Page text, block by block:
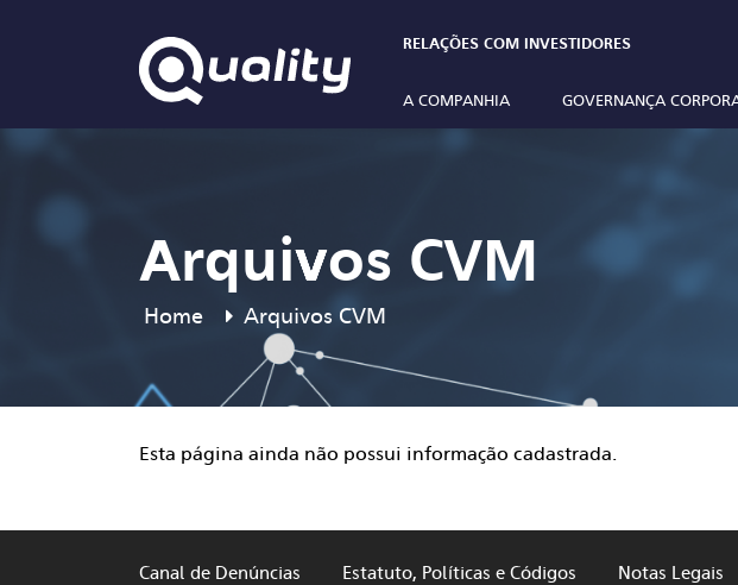
RELAÇÕES COM INVESTIDORES
A COMPANHIA GOVERNANÇA
Arquivos CVM
Home Arquivos CVM
Esta página ainda não possui informação cadastrada.
Canal de Denúncias Estatuto, Políticas e Códigos Notas Legais